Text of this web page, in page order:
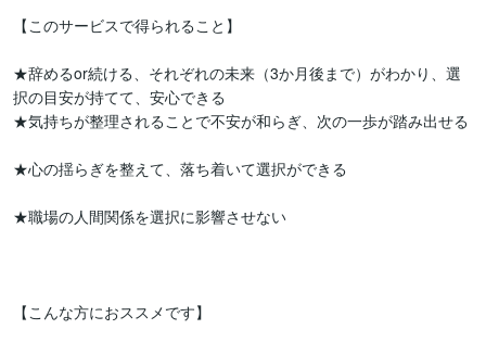
【このサービスで得られること】
★辞めるor続ける、それぞれの未来（3か月後まで）がわかり、選
択の目安が持てて、安心できる
★気持ちが整理されることで不安が和らぎ、次の一歩が踏み出せる
★心の揺らぎを整えて、落ち着いて選択ができる
★職場の人間関係を選択に影響させない
【こんな方におススメです】